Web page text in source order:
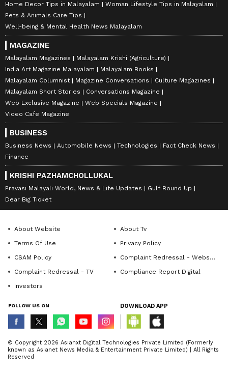
Home Decor Tips in Malayalam
Woman Lifestyle Tips in Malayalam
Pets & Animals Care Tips
Well-being & Mental Health News Malayalam
MAGAZINE
Malayalam Magazines
Malayalam Krishi (Agriculture)
India Art Magazine Malayalam
Malayalam Books
Malayalam Columnist
Magazine Conversations
Culture Magazines
Malayalam Short Stories
Conversations Magazine
Web Exclusive Magazine
Web Specials Magazine
Video Cafe Magazine
BUSINESS
Business News Automobile News Technologies
Fact Check News
Finance
KRISHI PAZHAMCHOLLUKAL
Pravasi Malayali World, News & Life Updates
Gulf Round Up
Dear Big Ticket
About Website
About Tv
Terms Of Use
Privacy Policy
CSAM Policy
Complaint Redressal - Website
Complaint Redressal - TV
Compliance Report Digital
Investors
FOLLOW US ON DOWNLOAD APP
© Copyright 2026 Asianxt Digital Technologies Private Limited (Formerly
known as Asianet News Media & Entertainment Private Limited) | All Rights
Reserved